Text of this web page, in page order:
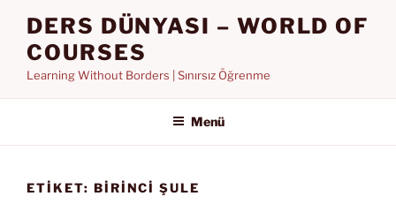
DERS DÜNYASI – WORLD OF
COURSES
Learning Without Borders | Sınırsız Öğrenme
Menü
ETIKET: BIRINCI ŞULE